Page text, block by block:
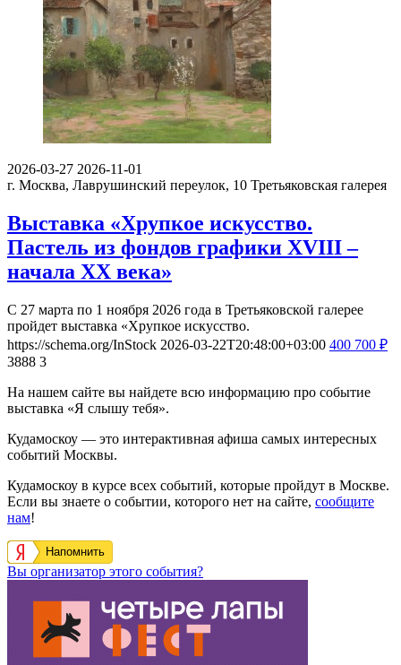
2026-03-27 2026-11-01
г. Москва, Лаврушинский переулок, 10 Третьяковская галерея
Выставка «Хрупкое искусство.
Пастель из фондов графики XVIII –
начала XX века»
С 27 марта по 1 ноября 2026 года в Третьяковской галерее
пройдет выставка «Хрупкое искусство.
https://schema.org/InStock 2026-03-22T20:48:00+03:00 400 700 ₽
3888 3
На нашем сайте вы найдете всю информацию про событие
выставка «Я слышу тебя».
Кудамоскоу — это интерактивная афиша самых интересных
событий Москвы.
Кудамоскоу в курсе всех событий, которые пройдут в Москве.
Если вы знаете о событии, которого нет на сайте, сообщите
нам!
Напомнить
Вы организатор этого события?